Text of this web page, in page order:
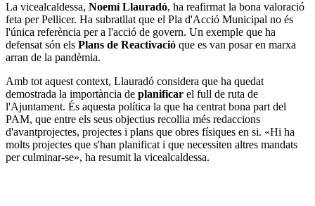
La vicealcaldessa, Noemí Llauradó, ha reafirmat la bona valoració
feta per Pellicer. Ha subratllat que el Pla d'Acció Municipal no és
l'única referència per a l'acció de govern. Un exemple que ha
defensat són els Plans de Reactivació que es van posar en marxa
arran de la pandèmia.
Amb tot aquest context, Llauradó considera que ha quedat
demostrada la importància de planificar el full de ruta de
l'Ajuntament. És aquesta política la que ha centrat bona part del
PAM, que entre els seus objectius recollia més redaccions
d'avantprojectes, projectes i plans que obres físiques en si. «Hi ha
molts projectes que s'han planificat i que necessiten altres mandats
per culminar-se», ha resumit la vicealcaldessa.